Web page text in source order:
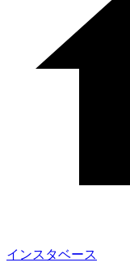
インスタベース